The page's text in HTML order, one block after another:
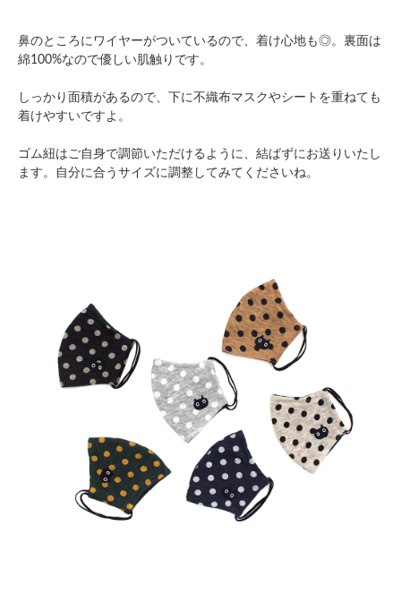
鼻のところにワイヤーがついているので、着け心地も◎。裏面は
綿100%なので優しい肌触りです。
しっかり面積があるので、下に不織布マスクやシートを重ねても
着けやすいですよ。
ゴム紐はご自身で調節いただけるように、結ばずにお送りいたし
ます。自分に合うサイズに調整してみてくださいね。